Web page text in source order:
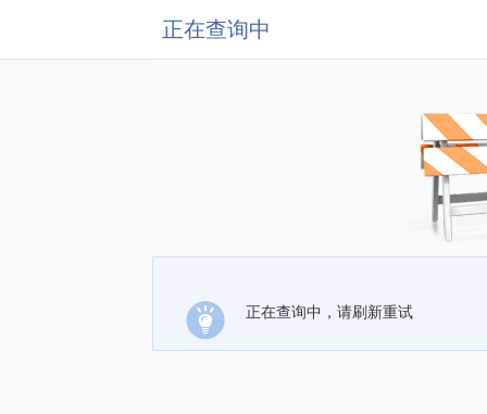
正在查询中
正在查询中，请刷新重试